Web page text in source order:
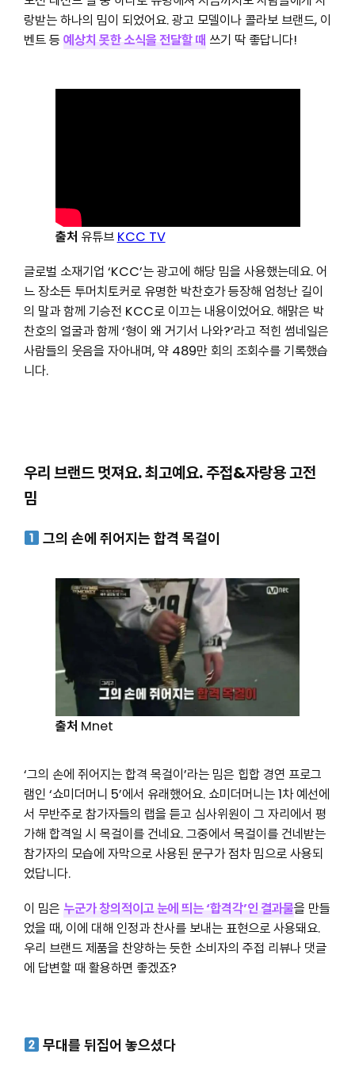
랑받는 하나의 밈이 되었어요. 광고 모델이나 콜라보 브랜드, 이
벤트 등 예상치 못한 소식을 전달할 때쓰기 딱 좋답니다!
출처 유튜브 KCC TV
글로벌 소재기업 ‘KCC’는 광고에 해당 밈을 사용했는데요. 어
느 장소든 투머치토커로 유명한 박찬호가 등장해 엄청난 길이
의 말과 함께 기승전 KCC로 이끄는 내용이었어요. 해맑은 박
찬호의 얼굴과 함께 ‘형이 왜 거기서 나와?’라고 적힌 썸네일은
사람들의 웃음을 자아내며, 약 489만 회의 조회수를 기록했습
니다.
우리 브랜드 멋져요. 최고예요. 주접&자랑용 고전
밈
그의 손에 쥐어지는 합격 목걸이
출처 Mnet
‘그의 손에 쥐어지는 합격 목걸이’라는 밈은 힙합 경연 프로그
램인 ‘쇼미더머니 5’에서 유래했어요. 쇼미더머니는 1차 예선에
서 무반주로 참가자들의 랩을 듣고 심사위원이 그 자리에서 평
가해 합격일 시 목걸이를 건네요. 그중에서 목걸이를 건네받는
참가자의 모습에 자막으로 사용된 문구가 점차 밈으로 사용되
었답니다.
이 밈은 누군가 창의적이고 눈에 띄는 ‘합격각’인 결과물을 만들
었을 때, 이에 대해 인정과 찬사를 보내는 표현으로 사용돼요.
우리 브랜드 제품을 찬양하는 듯한 소비자의 주접 리뷰나 댓글
에 답변할 때 활용하면 좋겠죠?
무대를 뒤집어 놓으셨다